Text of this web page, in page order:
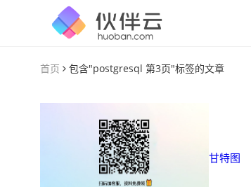
首页 包含"postgresql 第3页"标签的文章
甘特图